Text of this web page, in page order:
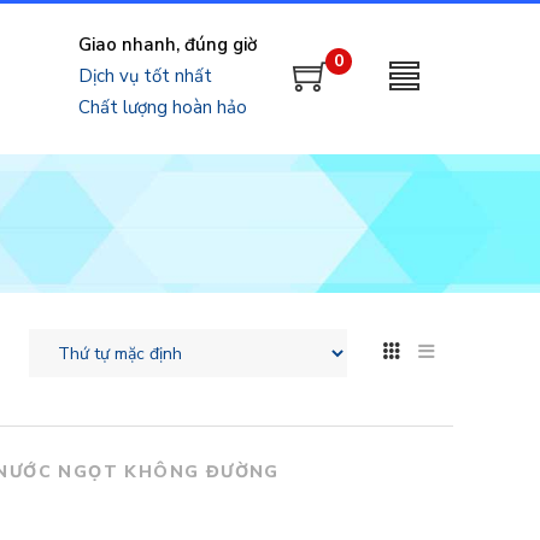
Giao nhanh, đúng giờ
Dịch vụ tốt nhất
Chất lượng hoàn hảo
0
NGỌT KHÔNG ĐƯỜNG